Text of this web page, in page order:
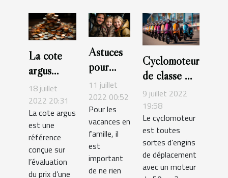
La cote
argus
gratuite :
comment
estimer le
coût d’une
voiture ?
18 juillet
2022 20:31
La cote argus
est une
référence
conçue sur
l’évaluation
du prix d’une
Astuces
pour
choisir
une
bonne
voiture
de
famille
11 juillet
2022 00:52
Pour les
vacances en
famille, il
est
important
de ne rien
Cyclomoteur
de classe A
et B :
comment les
identifier ?
9 juillet 2022
19:58
Le cyclomoteur
est toutes
sortes d’engins
de déplacement
avec un moteur